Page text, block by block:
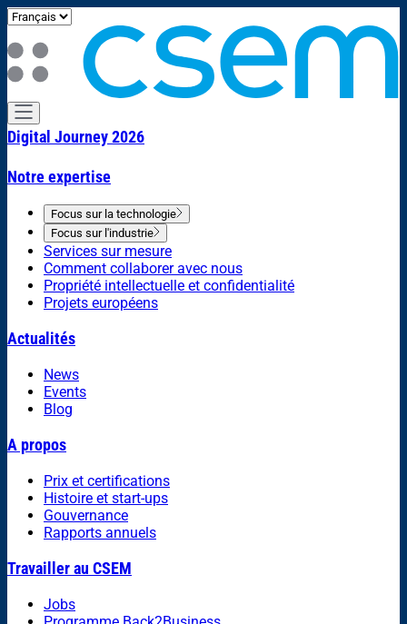
Digital Journey 2026
Notre expertise
Focus sur la technologie
Focus sur l'industrie
Services sur mesure
Comment collaborer avec nous
Propriété intellectuelle et confidentialité
Projets européens
Actualités
News
Events
Blog
A propos
Prix et certifications
Histoire et start-ups
Gouvernance
Rapports annuels
Travailler au CSEM
Jobs